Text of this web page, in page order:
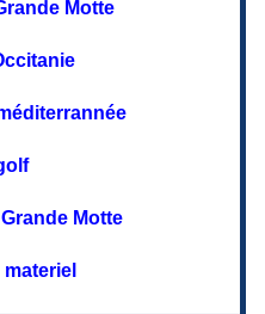
Motte
Motte